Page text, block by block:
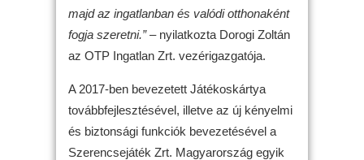
majd az ingatlanban és valódi otthonaként
fogja szeretni.”– nyilatkozta Dorogi Zoltán
az OTP Ingatlan Zrt. vezérigazgatója.
A 2017-ben bevezetett Játékoskártya
továbbfejlesztésével, illetve az új kényelmi
és biztonsági funkciók bevezetésével a
Szerencsejáték Zrt. Magyarország egyik